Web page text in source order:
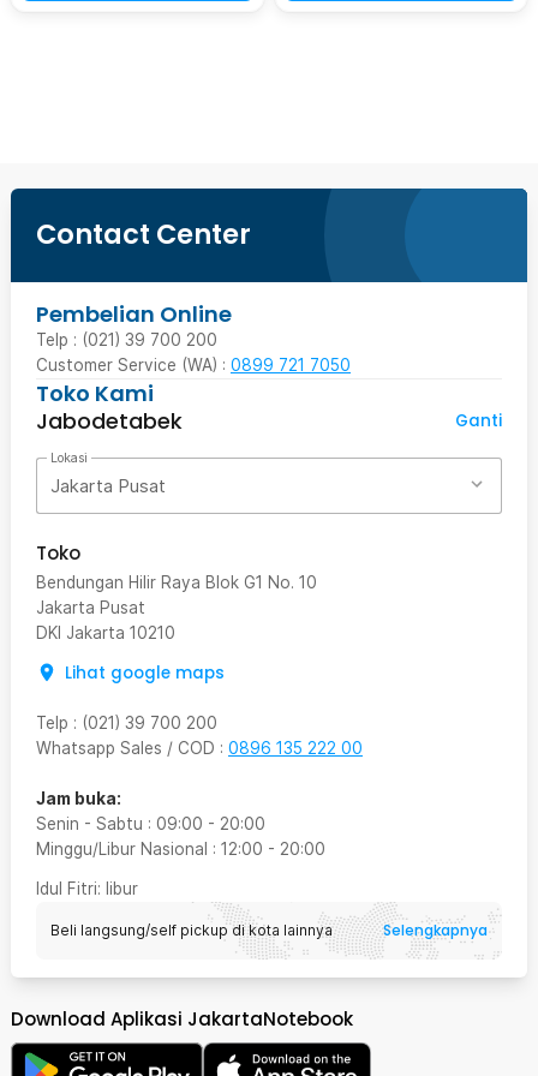
Contact Center
Pembelian Online
Telp : (021) 39 700 200
Customer Service (WA) : 0899 721 7050
Toko Kami
Jabodetabek
Ganti
Lokasi
Jakarta Pusat
Toko
Bendungan Hilir Raya Blok G1 No. 10
Jakarta Pusat
DKI Jakarta 10210
Lihat google maps
Telp : (021) 39 700 200
Whatsapp Sales / COD : 0896 135 222 00
Jam buka:
Senin - Sabtu : 09:00 - 20:00
Minggu/Libur Nasional : 12:00 - 20:00
Idul Fitri: libur
Beli langsung/self pickup di kota lainnya Selengkapnya
Download Aplikasi JakartaNotebook